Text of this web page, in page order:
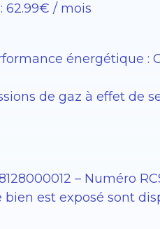
62.99€ / mois
énergétique : C :
de gaz à effet de
– Numéro
est exposé sont